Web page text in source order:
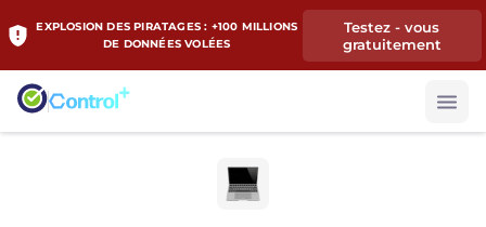
EXPLOSION DES PIRATAGES : +100 MILLIONS
DE DONNÉES VOLÉES
Testez - vous
gratuitement